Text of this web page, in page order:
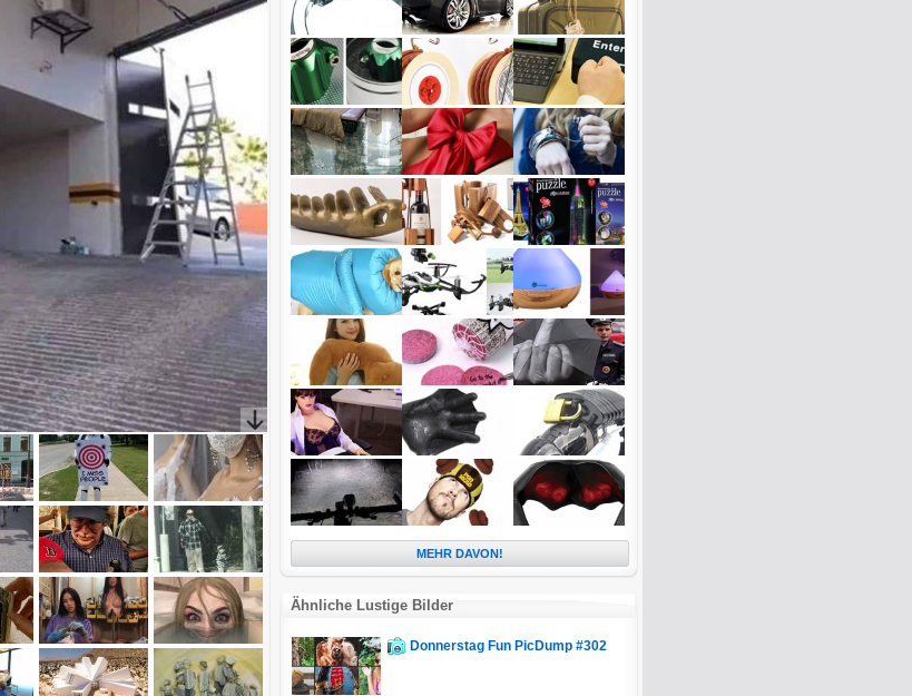
MEHR DAVON!
Ähnliche Lustige Bilder
Donnerstag Fun PicDump #302